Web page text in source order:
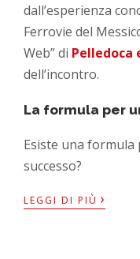
dall’esperienza
Ferrovie del
Web” di Pelledoca
dell’incontro.
La formula per
Esiste una
successo?
LEGGI DI PIÙ ›